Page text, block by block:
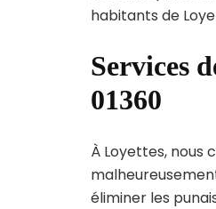
habitants de
Services
01360
À Loyettes, nous
éliminer les